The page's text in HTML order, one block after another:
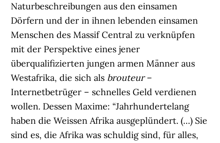
Naturbeschreibungen aus den einsamen
Dörfern und der in ihnen lebenden einsamen
Menschen des Massif Central zu verknüpfen
mit der Perspektive eines jener
überqualifizierten jungen armen Männer aus
Westafrika, die sich als brouteur–
Internetbetrüger – schnelles Geld verdienen
wollen. Dessen Maxime: “Jahrhundertelang
haben die Weissen Afrika ausgeplündert. (…) Sie
sind es, die Afrika was schuldig sind, für alles,